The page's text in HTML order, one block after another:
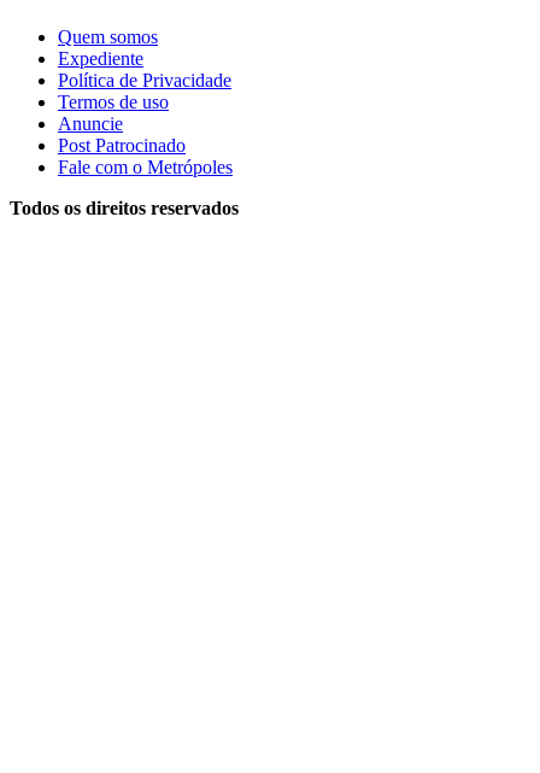
Quem somos
Expediente
Política de Privacidade
Termos de uso
Anuncie
Post Patrocinado
Fale com o Metrópoles
Todos os direitos reservados